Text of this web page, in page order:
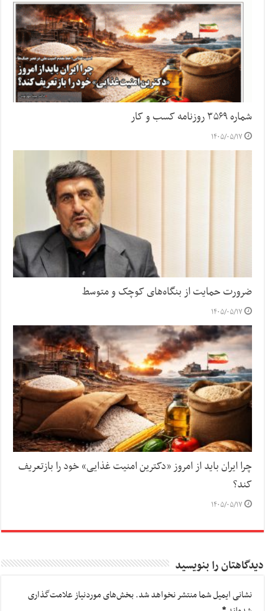
شماره ۳۵۶۹ روزنامه کسب و کار
۱۴۰۵/۰۵/۱۷
ضرورت حمایت از بنگاه‌های کوچک و متوسط
۱۴۰۵/۰۵/۱۷
چرا ایران باید از امروز «دکترین امنیت غذایی» خود را بازتعریف
کند؟
۱۴۰۵/۰۵/۱۷
دیدگاهتان را بنویسید
نشانی ایمیل شما منتشر نخواهد شد.بخش‌های موردنیاز علامت‌گذاری